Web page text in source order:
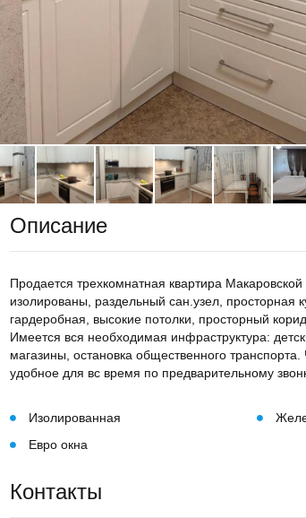
Описание
Продается трехкомнатная квартира
изолированы, раздельный сан.узел, просторная
гардеробная, высокие потолки, просторный
Имеется вся необходимая инфраструктура:
магазины, остановка общественного
удобное для вс время по предварительному
Изолированная
Евро окна
Контакты